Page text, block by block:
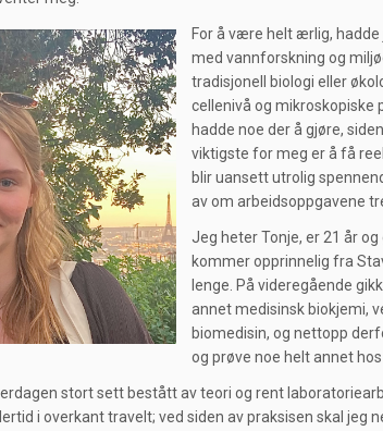
For å være helt ærlig,
med vannforskning og
tradisjonell biologi eller
cellenivå og mikroskopiske
hadde noe der å gjøre,
viktigste for meg er å få
blir uansett utrolig
av om arbeidsoppgavene
Jeg heter Tonje, er 21 år
kommer opprinnelig fra
lenge. På videregående
annet medisinsk biokjemi,
biomedisin, og nettopp
og prøve noe helt annet hos
stort sett bestått av teori og rent
i overkant travelt; ved siden av praksisen skal jeg